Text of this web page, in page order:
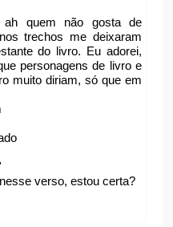
ah quem não gosta de
trechos me deixaram
do livro. Eu adorei,
personagens de livro e
muito diriam, só que em
verso, estou certa?